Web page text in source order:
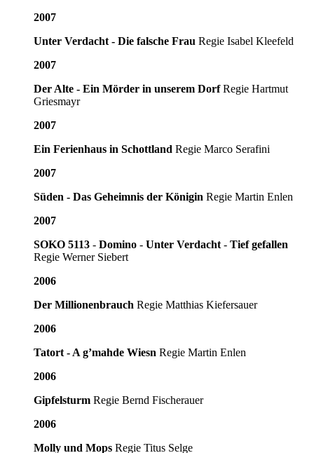
2007
Unter Verdacht - Die falsche Frau Regie Isabel Kleefeld
2007
Der Alte - Ein Mörder in unserem DorfRegie Hartmut
Griesmayr
2007
Ein Ferienhaus in Schottland Regie Marco Serafini
2007
Süden - Das Geheimnis der Königin Regie Martin Enlen
2007
SOKO 5113 - Domino - Unter Verdacht - Tief gefallen
Regie Werner Siebert
2006
Der Millionenbrauch Regie Matthias Kiefersauer
2006
Tatort - A g’mahde Wiesn Regie Martin Enlen
2006
Gipfelsturm Regie Bernd Fischerauer
2006
Molly und Mops Regie Titus Selge